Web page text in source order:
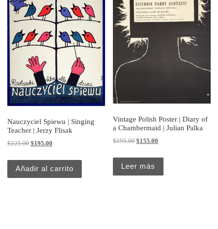
Nauczyciel Spiewu | Singing
Teacher | Jerzy Flisak
$225.00 Original price was: $225.00.
$195.00 Current price is: $195.00.
Añadir al carrito
Vintage Polish Poster | Diary of
a Chambermaid | Julian Palka
$195.00Original price was: $195.00.
$155.00
Leer más